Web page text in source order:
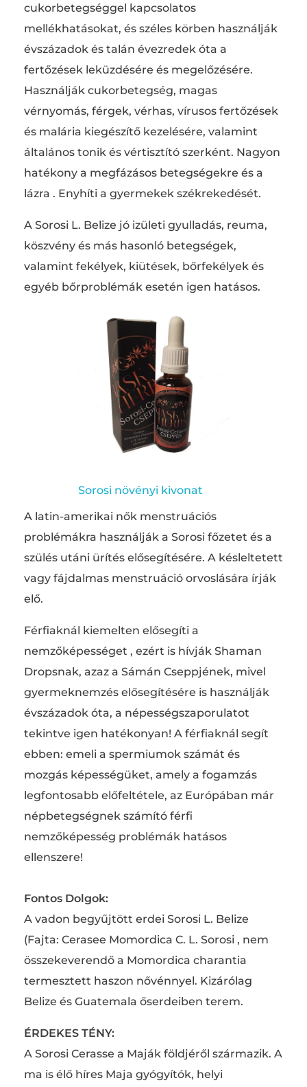
cukorbetegséggel kapcsolatos
mellékhatásokat, és széles körben használják
évszázadok és talán évezredek óta a
fertőzések leküzdésére és megelőzésére.
Használják cukorbetegség, magas
vérnyomás, férgek, vérhas, vírusos fertőzések
és malária kiegészítő kezelésére, valamint
általános tonik és vértisztító szerként. Nagyon
hatékony a megfázásos betegségekre és a
lázra . Enyhíti a gyermekek székrekedését.
A Sorosi L. Belize jó izületi gyulladás, reuma,
köszvény és más hasonló betegségek,
valamint fekélyek, kiütések, bőrfekélyek és
egyéb bőrproblémák esetén igen hatásos.
Sorosi növényi kivonat
A latin-amerikai nők menstruációs
problémákra használják a Sorosi főzetet és a
szülés utáni ürítés elősegítésére. A késleltetett
vagy fájdalmas menstruáció orvoslására írják
elő.
Férfiaknál kiemelten elősegíti a
nemzőképességet , ezért is hívják Shaman
Dropsnak, azaz a Sámán Cseppjének, mivel
gyermeknemzés elősegítésére is használják
évszázadok óta, a népességszaporulatot
tekintve igen hatékonyan! A férfiaknál segít
ebben: emeli a spermiumok számát és
mozgás képességüket, amely a fogamzás
legfontosabb előfeltétele, az Európában már
népbetegségnek számító férfi
nemzőképesség problémák hatásos
ellenszere!
Fontos Dolgok:
A vadon begyűjtött erdei Sorosi L. Belize
(Fajta: Cerasee Momordica C. L. Sorosi , nem
összekeverendő a Momordica charantia
termesztett haszon nővénnyel. Kizárólag
Belize és Guatemala őserdeiben terem.
ÉRDEKES TÉNY:
A Sorosi Cerasse a Maják földjéről származik. A
ma is élő híres Maja gyógyítók, helyi